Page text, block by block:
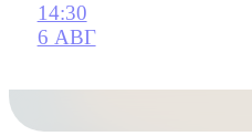
14:30
6 АВГ